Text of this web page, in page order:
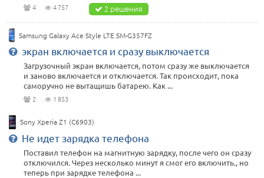
4 4 757 2 решения
Samsung Galaxy Ace Style LTE SM-G357FZ
экран включается и сразу выключается
Загрузочный экран включается, потом сразу же выключается
и заново включается и отключается. Так происходит, пока
саморучно не вытащишь батарею. Как ...
2 1 853
Sony Xperia Z1 (C6903)
Не идет зарядка телефона
Поставил телефон на магнитную зарядку, после чего он сразу
отключился. Через несколько минут я смог его включить., но
теперь при зарядке телефона ...